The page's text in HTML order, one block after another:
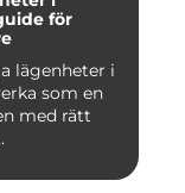
för
lägenheter i
som en
med rätt